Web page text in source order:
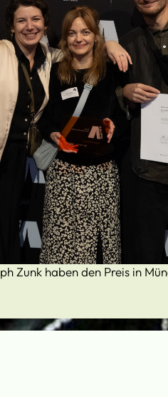
Zunk haben den Preis in